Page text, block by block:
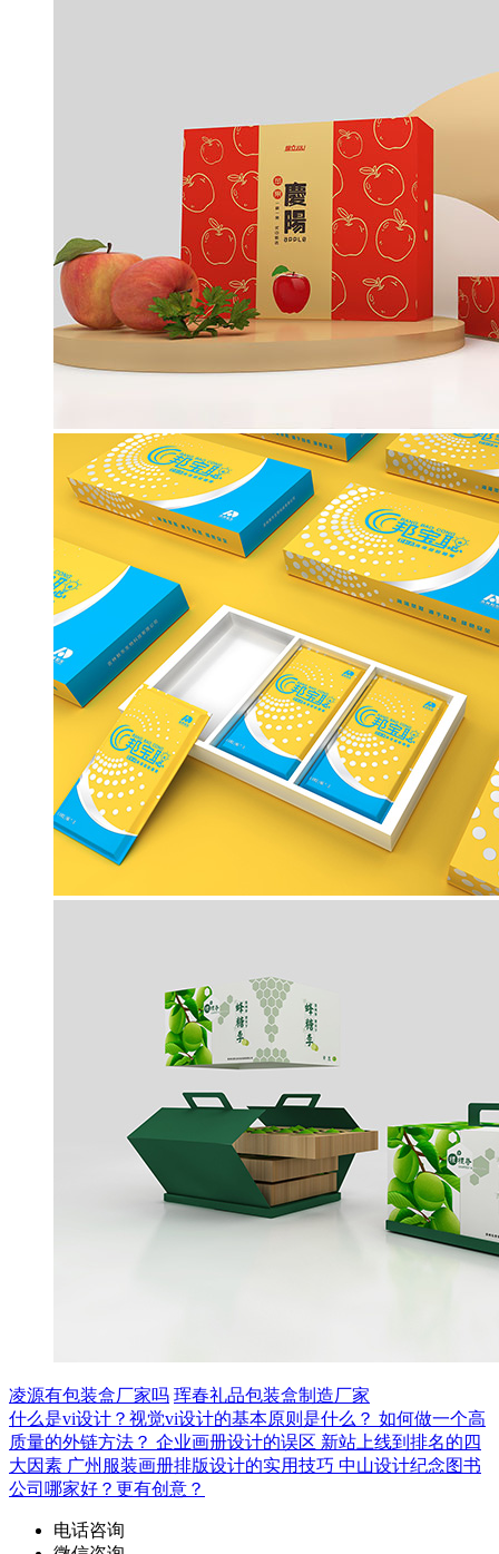
凌源有包装盒厂家吗 珲春礼品包装盒制造厂家
什么是vi设计？视觉vi设计的基本原则是什么？ 如何做一个高
质量的外链方法？ 企业画册设计的误区 新站上线到排名的四
大因素 广州服装画册排版设计的实用技巧 中山设计纪念图书
公司哪家好？更有创意？
电话咨询